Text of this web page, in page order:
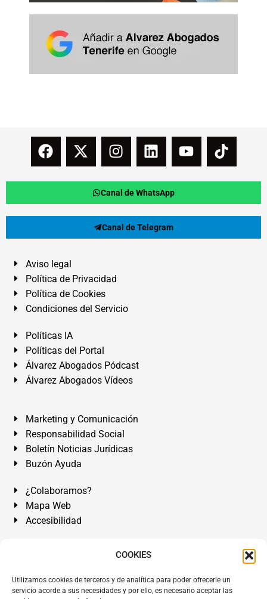
COOKIES
Utilizamos cookies de terceros y de analítica para poder ofrecerle un
servicio acorde a sus necesidades y por ello, es necesario aceptar las
Canal de WhatsApp
Canal de Telegram
Aviso legal
Política de Privacidad
Política de Cookies
Condiciones del Servicio
Políticas IA
Políticas del Portal
Álvarez Abogados Pódcast
Álvarez Abogados Vídeos
Marketing y Comunicación
Responsabilidad Social
Boletín Noticias Jurídicas
Buzón Ayuda
¿Colaboramos?
Mapa Web
Accesibilidad
Álvarez Abogados Tenerife:Calle Teobaldo Power Nº 7,
de Tenerife. Islas Canarias.